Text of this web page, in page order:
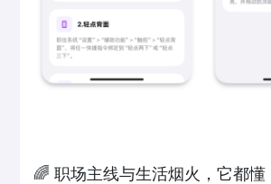
🌈 职场主线与生活烟火，它都懂